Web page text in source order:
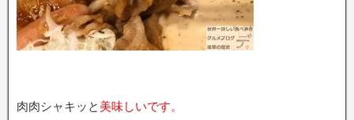
肉肉シャキッと 美味しいです。